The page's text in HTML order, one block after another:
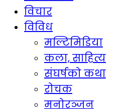
विचार
विविध
मल्टिमिडिया
कला, साहित्य
संघर्षको कथा
रोचक
मनोरञ्जन